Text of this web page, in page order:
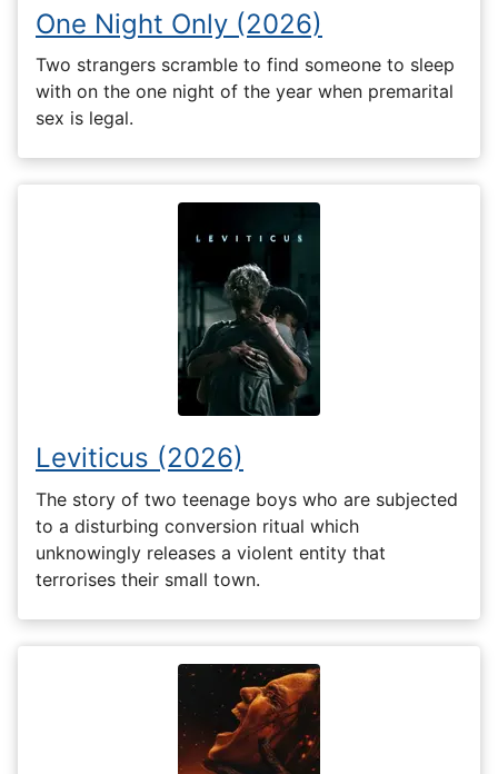
One Night Only (2026)
Two strangers scramble to find someone to sleep
with on the one night of the year when premarital
sex is legal.
Leviticus (2026)
The story of two teenage boys who are subjected
to a disturbing conversion ritual which
unknowingly releases a violent entity that
terrorises their small town.